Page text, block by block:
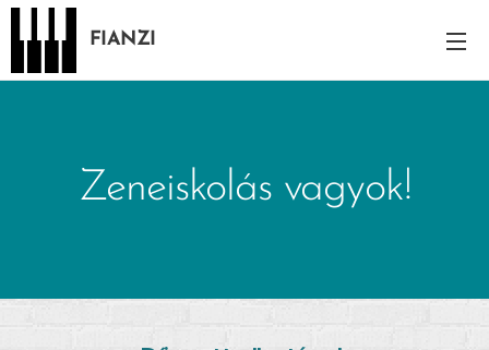
FIANZI
Zeneiskolás vagyok!